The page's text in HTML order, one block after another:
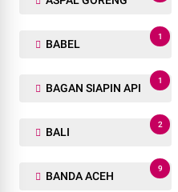
BABEL
1
BAGAN SIAPIN API
1
BALI
2
BANDA ACEH
9